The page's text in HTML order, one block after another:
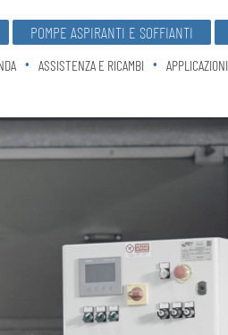
POMPE ASPIRANTI E SOFFIANTI
ASSISTENZA E RICAMBI APPLICAZIONI